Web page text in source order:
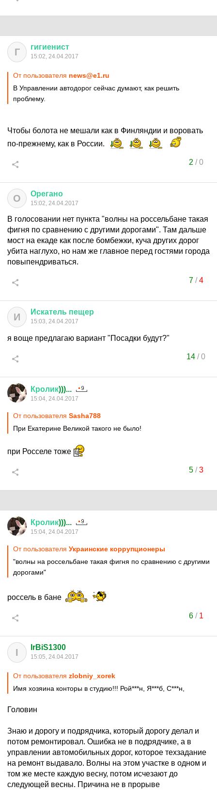
Г гигиенист
15:02, 24.04.2017
От пользователя news@e1.ru
В Управлении автодорог сейчас думают, как решить
проблему.
Чтобы болота не мешали как в Финляндии и воровать
по-прежнему, как в России.
2 /0
О Орегано
15:02, 24.04.2017
В голосовании нет пункта "волны на россельбане такая
фигня по сравнению с другими дорогами". Там дальше
мост на екаде как после бомбежки, куча других дорог
убита наглухо, но нам же главное перед гостями города
повыпендриваться.
7/4
И Искатель пещер
15:03, 24.04.2017
я воще предлагаю вариант "Посадки будут?"
14 /0
Кролик)))...
15:04, 24.04.2017
От пользователя Sasha788
При Екатерине Великой такого не было!
при Росселе тоже
5/3
Кролик)))...
15:04, 24.04.2017
От пользователя Украинские коррупционеры
"волны на россельбане такая фигня по сравнению с другими
дорогами"
россель в бане
6/ 1
I IrBiS1300
15:05, 24.04.2017
От пользователя zlobniy_xorek
Имя хозяина конторы в студию!!! Рой***н, Я***б, С***н,
Головин
Знаю и дорогу и подрядчика, который дорогу делал и
потом ремонтировал. Ошибка не в подрядчике, а в
управлении автомобильных дорог, которое техзадание
на ремонт выдавало. Волны на этом участке в одном и
том же месте каждую весну, потом исчезают до
следующей весны. Причина не в прорыве